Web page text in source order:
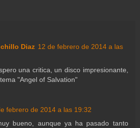
Diaz 12 de febrero de 2014 a las
una critica, un disco impresionante,
"Angel of Salvation"
febrero de 2014 a las 19:32
bueno, aunque ya ha pasado tanto